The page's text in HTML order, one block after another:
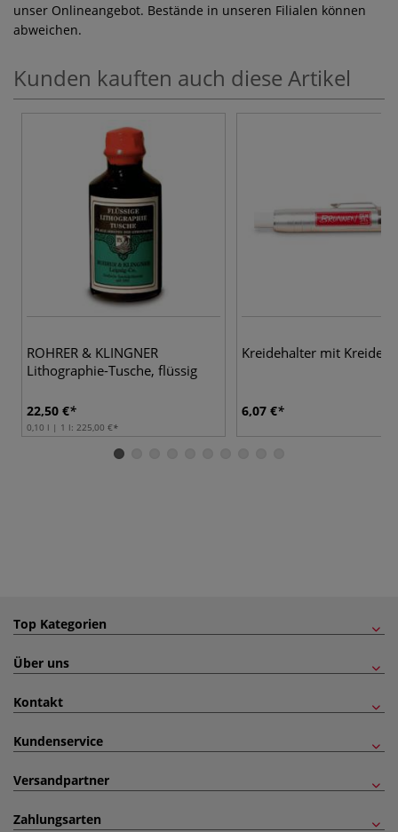
unser Onlineangebot. Bestände in unseren Filialen können
abweichen.
Kunden kauften auch diese Artikel
ROHRER & KLINGNER
Lithographie-Tusche, flüssig
22,50 €
0,10 l | 1 l: 225,00 €
Kreidehalter mit Kreide
6,07 €
Top Kategorien
Über uns
Kontakt
Kundenservice
Versandpartner
Zahlungsarten